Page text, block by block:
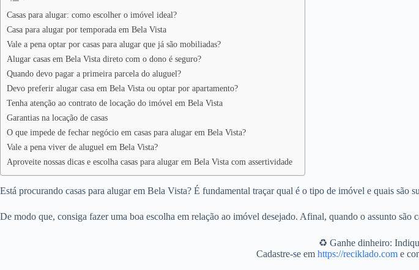
Casas para alugar: como escolher o imóvel ideal?
Casa para alugar por temporada em Bela Vista
Vale a pena optar por casas para alugar que já são mobiliadas?
Alugar casas em Bela Vista direto com o dono é seguro?
Quando devo pagar a primeira parcela do aluguel?
Devo preferir alugar casa em Bela Vista ou optar por apartamento?
Tenha atenção ao contrato de locação do imóvel em Bela Vista
Garantias na locação de casas
O que impede de fechar negócio em casas para alugar em Bela Vista?
Vale a pena viver de aluguel em Bela Vista?
Aproveite nossas dicas e escolha casas para alugar em Bela Vista com assertividade
Está procurando casas para alugar em Bela Vista? É fundamental traçar qual é o tipo de imóvel e quais são
De modo que, consiga fazer uma boa escolha em relação ao imóvel desejado. Afinal, quando o assunto
♻️ Ganhe dinheiro:
Cadastre-se em https://reciklado.come